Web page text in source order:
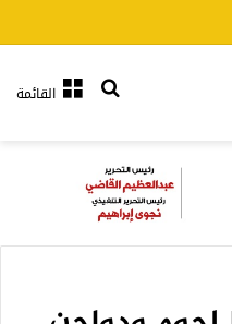
القائمةبحث عن